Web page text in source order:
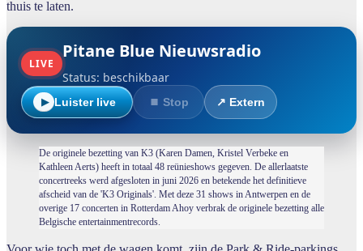
thuis te laten.
LIVE
Pitane Blue Nieuwsradio
Status: beschikbaar
▶ Luister live ⏹ Stop ↗ Extern
De originele bezetting van K3 (Karen Damen, Kristel Verbeke en
Kathleen Aerts) heeft in totaal 48 reünieshows gegeven. De allerlaatste
concertreeks werd afgesloten in juni 2026 en betekende het definitieve
afscheid van de 'K3 Originals'. Met deze 31 shows in Antwerpen en de
overige 17 concerten in Rotterdam Ahoy verbrak de originele bezetting alle
Belgische entertainmentrecords.